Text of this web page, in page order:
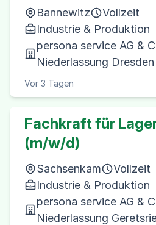
Bannewitz
Vollzeit
Industrie & Produktion
persona service AG &
Niederlassung
Vor 3 Tagen
Fachkraft für
(m/w/d)
Sachsenkam
Vollzeit
Industrie & Produktion
persona service AG &
Niederlassung